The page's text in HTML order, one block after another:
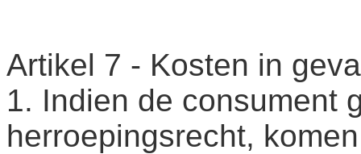
Artikel 7 - Kosten in
1. Indien de consument
herroepingsrecht,